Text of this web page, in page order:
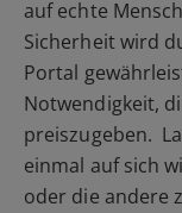
auf echte
Sicherheit wird
Portal
Notwendigkeit,
preiszugeben.
einmal auf sich
oder die andere